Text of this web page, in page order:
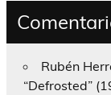
Rubén
“Defrosted”